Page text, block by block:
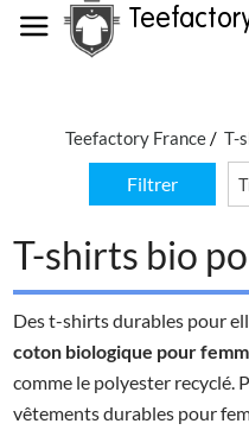
Teefactory France T-
Filtrer
T-shirts bio
Des t-shirts durables pour
coton biologique pour
comme le polyester recyclé.
vêtements durables pour